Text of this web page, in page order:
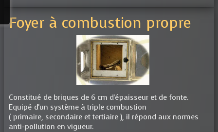
Foyer à combustion propre
Constitué de briques de 6 cm d'épaisseur et de fonte.
Equipé d'un système à triple combustion
( primaire, secondaire et tertiaire ), il répond aux normes
anti-pollution en vigueur.